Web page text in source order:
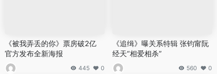
《被我弄丢的你》票房破2亿
官方发布全新海报
445 0
《追缉》曝关系特辑 张钧甯阮
经天“相爱相杀”
560 0